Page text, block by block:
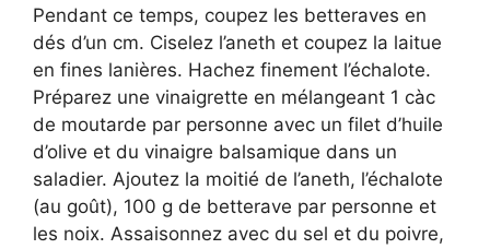
Pendant ce temps, coupez les betteraves en
dés d’un cm. Ciselez l’aneth et coupez la laitue
en fines lanières. Hachez finement l’échalote.
Préparez une vinaigrette en mélangeant 1 càc
de moutarde par personne avec un filet d’huile
d’olive et du vinaigre balsamique dans un
saladier. Ajoutez la moitié de l’aneth, l’échalote
(au goût), 100 g de betterave par personne et
les noix. Assaisonnez avec du sel et du poivre,